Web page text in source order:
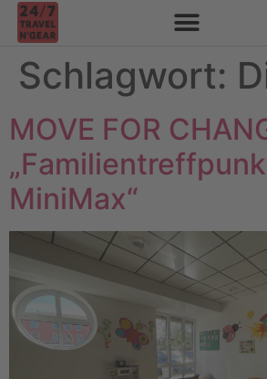
content
Schlagwort:
MOVE FOR
MiniMax“